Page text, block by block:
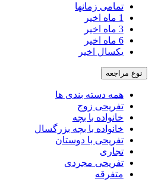
تمامی زمانها
1 ماه اخیر
3 ماه اخیر
6 ماه اخیر
یکسال اخیر
نوع مراجعه
همه دسته بندی ها
تفریحی زوج
خانواده با بچه
خانواده با بچه بزرگسال
تفریحی با دوستان
تجاری
تفریحی مجردی
متفرقه